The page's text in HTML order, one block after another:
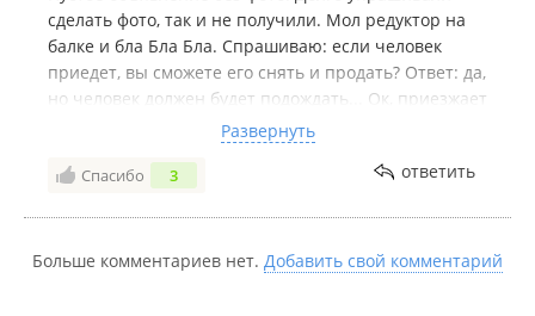
сделать фото, так и не получили. Мол редуктор на
балке и бла Бла Бла. Спрашиваю: если человек
приедет, вы сможете его снять и продать? Ответ: да,
но человек должен будет подождать... Ок, приезжает
человек. Сначала ему пытаются впарить другой
редуктор с 2.5, а потом оказывается, что редуктор
вообще ещё на машине. Машина вросшая в снег и
типа снимут. Либо не снимут, либо впарят какой-то
Развернуть
Спасибо 3 ответить
Больше комментариев нет. Добавить свой комментарий